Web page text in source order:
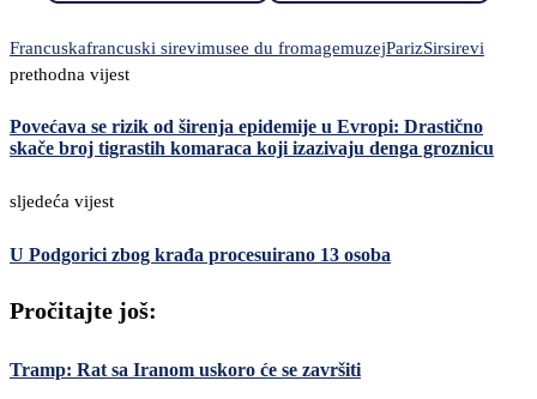
Francuskafrancuski sirevimusee du fromagemuzejParizSirsirevi
prethodna vijest
Povećava se rizik od širenja epidemije u Evropi: Drastično
skače broj tigrastih komaraca koji izazivaju denga groznicu
sljedeća vijest
U Podgorici zbog krađa procesuirano 13 osoba
Pročitajte još:
Tramp: Rat sa Iranom uskoro će se završiti